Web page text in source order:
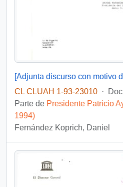
CL CLUAH 1-93-23010 ·
Parte de Presidente Patricio
1994)
Fernández Koprich, Daniel